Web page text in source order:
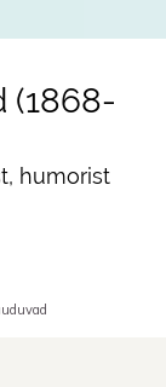
1868-
humorist